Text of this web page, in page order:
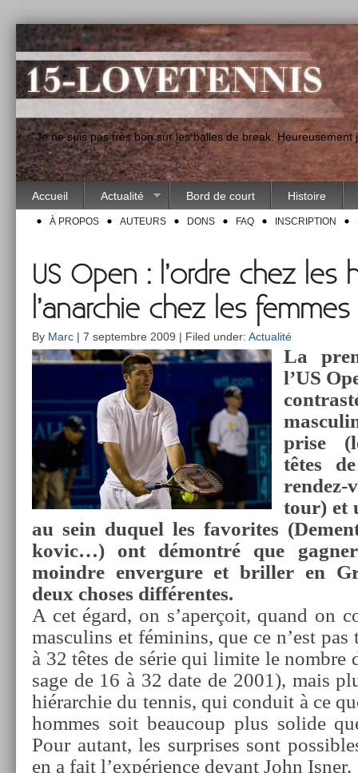
"Je ne suis pas très bon sur les balles de break.
Accueil Actualité Bord de court Histoire
À PROPOS AUTEURS DONS FAQ INSCRIPTION
US Open : l’ordre chez les
l’anarchie chez les femmes
By Marc | 7 septembre 2009 | Filed under: Actualité
La
l’US
pr­ise
têtes
tour) et
au sein duquel les favorites
kovic…) ont démontré que
moindre en­ver­gure et brill­er en
deux choses dif­féren­tes.
A cet égard, on s’aperçoit, quand on
mas­culins et féminins, que ce n’est pas
à 32 têtes de série qui li­mite le nombre
sage de 16 à 32 date de 2001), mais
hié­rarchie du ten­nis, qui con­duit à ce
hom­mes soit be­aucoup plus sol­ide
Pour autant, les sur­prises sont
en a fait l’expéri­ence de­vant John Isner.